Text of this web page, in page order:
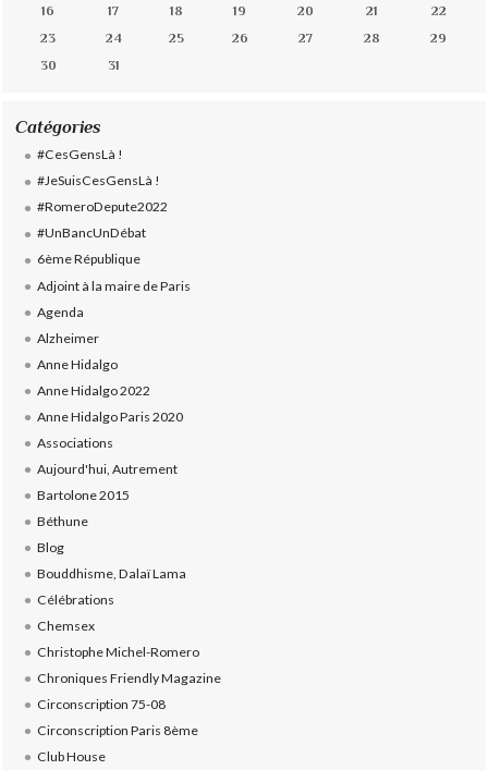
16
17 18 19 20 21
22
23
24 25 26 27 28
29
30
31
Catégories
#CesGensLà !
#JeSuisCesGensLà !
#RomeroDepute2022
#UnBancUnDébat
6ème République
Adjoint à la maire de Paris
Agenda
Alzheimer
Anne Hidalgo
Anne Hidalgo 2022
Anne Hidalgo Paris 2020
Associations
Aujourd'hui, Autrement
Bartolone 2015
Béthune
Blog
Bouddhisme, Dalaï Lama
Célébrations
Chemsex
Christophe Michel-Romero
Chroniques Friendly Magazine
Circonscription 75-08
Circonscription Paris 8ème
Club House